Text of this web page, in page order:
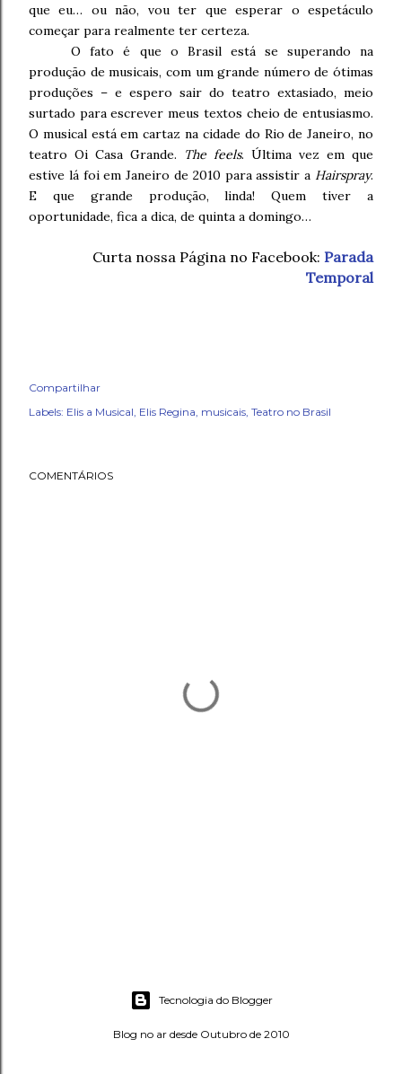
que eu… ou não, vou ter que esperar o espetáculo
começar para realmente ter certeza.
O fato é que o Brasil está se superando na
produção de musicais, com um grande número de ótimas
produções – e espero sair do teatro extasiado, meio
surtado para escrever meus textos cheio de entusiasmo.
O musical está em cartaz na cidade do Rio de Janeiro, no
teatro Oi Casa Grande.
The feels. Última vez em que
estive lá foi em Janeiro de 2010 para assistir a Hairspray.
E que grande produção, linda! Quem tiver a
oportunidade, fica a dica, de quinta a domingo…
Curta nossa Página no Facebook: Parada
Temporal
Compartilhar
Labels: Elis a Musical Elis Regina musicais Teatro no Brasil
COMENTÁRIOS
Tecnologia do Blogger
Blog no ar desde Outubro de 2010